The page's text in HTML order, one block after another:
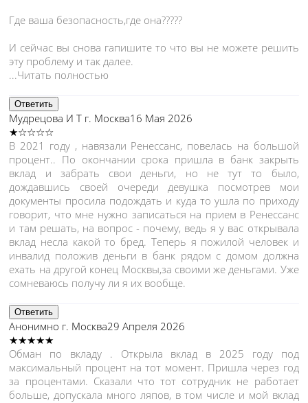
Где ваша безопасность,где она?????
И сейчас вы снова гапишите то что вы не можете решить
эту проблему и так далее.
...Читать полностью
Ответить
Мудрецова И Т г. Москва16 Мая 2026
★☆☆☆☆
В 2021 году , навязали Ренессанс, повелась на большой
процент.. По окончании срока пришла в банк закрыть
вклад и забрать свои деньги, но не тут то было,
дождавшись своей очереди девушка посмотрев мои
документы просила подождать и куда то ушла по приходу
говорит, что мне нужно записаться на прием в Ренессанс
и там решать, на вопрос - почему, ведь я у вас открывала
вклад несла какой то бред. Теперь я пожилой человек и
инвалид положив деньги в банк рядом с домом должна
ехать на другой конец Москвы,за своими же деньгами. Уже
сомневаюсь получу ли я их вообще.
Ответить
Анонимно г. Москва29 Апреля 2026
★★★★★
Обман по вкладу . Открыла вклад в 2025 году под
максимальный процент на тот момент. Пришла через год
за процентами. Сказали что тот сотрудник не работает
больше, допускала много ляпов, в том числе и мой вклад